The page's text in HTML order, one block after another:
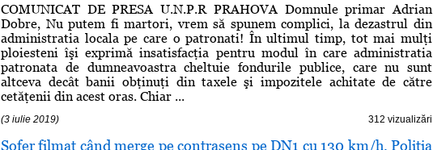
COMUNICAT DE PRESA U.N.P.R PRAHOVA Domnule primar Adrian
Dobre, Nu putem fi martori, vrem să spunem complici, la dezastrul din
administratia locala pe care o patronati! În ultimul timp, tot mai mulţi
ploiesteni îşi exprimă insatisfacţia pentru modul în care administratia
patronata de dumneavoastra cheltuie fondurile publice, care nu sunt
altceva decât banii obţinuţi din taxele şi impozitele achitate de către
cetăţenii din acest oras. Chiar ...
(3 iulie 2019) 312 vizualizări
Şofer filmat când merge pe contrasens pe DN1 cu 130 km/h. Poliţia